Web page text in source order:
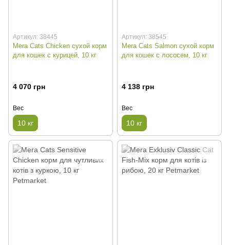
Артикул: 38445
Mera Cats Chicken сухой корм
для кошек с курицей, 10 кг
4 070 грн
Вес
10 кг
Артикул: 38545
Mera Cats Salmon сухой корм
для кошек с лососем, 10 кг
4 138 грн
Вес
10 кг